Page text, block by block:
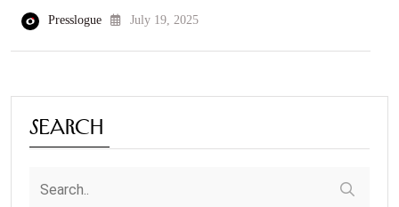
Presslogue July 19, 2025
Search